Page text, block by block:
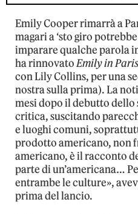
Emily Cooper rimarrà a
magari a ‘sto giro
imparare qualche parola
ha rinnovatoEmily in Paris
con Lily Collins, per una
nostra sulla prima). La
mesi dopo il debutto dello
critica, suscitando
e luoghi comuni,
prodotto americano, non
americano, è il racconto
parte di un’americana…
entrambe le culture»,
prima del lancio.